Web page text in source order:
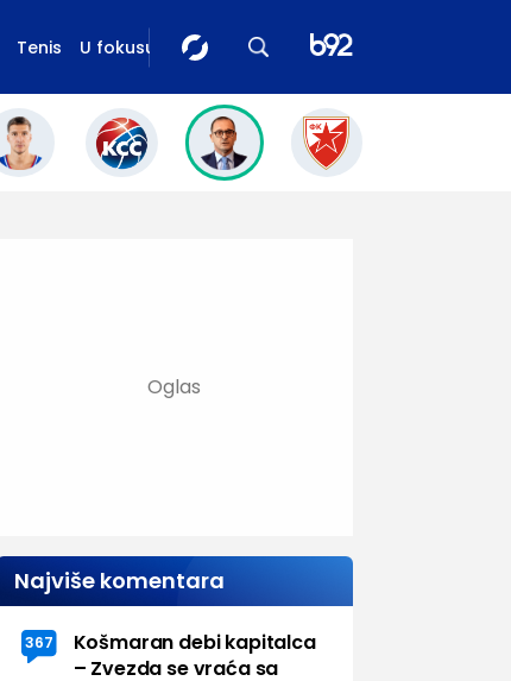
Tenis U fokusu
Najviše komentara
367
Košmaran debi kapitalca
– Zvezda se vraća sa